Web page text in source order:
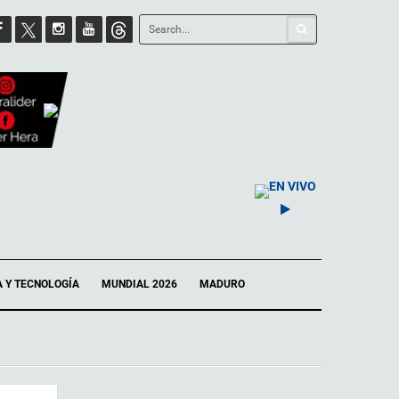
EN VIVO
Y TECNOLOGÍA MUNDIAL 2026 MADURO